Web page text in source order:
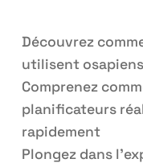
Découvrez
utilisent osapiens
Comprenez
planificateurs
rapidement
Plongez dans